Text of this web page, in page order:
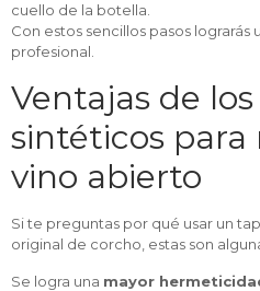
cuello de la botella.
Con estos sencillos pasos
profesional.
Ventajas de
sintéticos
vino abierto
Si te preguntas por qué usar un
original de corcho, estas son
Se logra una mayor